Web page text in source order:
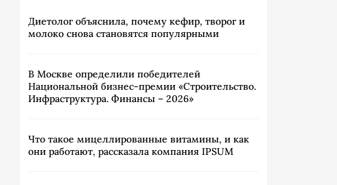
Диетолог объяснила, почему кефир, творог и
молоко снова становятся популярными
В Москве определили победителей
Национальной бизнес-премии «Строительство.
Инфраструктура. Финансы – 2026»
Что такое мицеллированные витамины, и как
они работают, рассказала компания IPSUM